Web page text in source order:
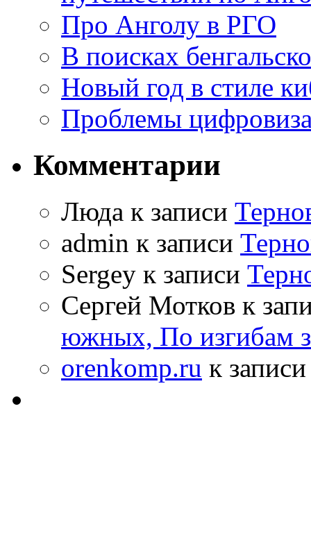
Про Анголу в РГО
В поисках
Новый год в стиле
Проблемы
Комментарии
Люда к записи
admin к записи
Sergey к записи
Сергей Мотков к
южных, По изгибам
orenkomp.ru к